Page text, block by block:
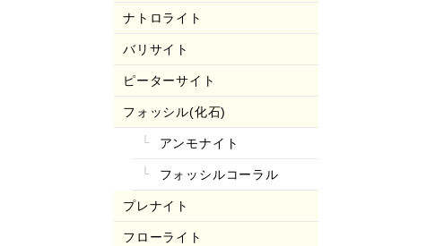
ナトロライト
バリサイト
ピーターサイト
フォッシル(化石)
アンモナイト
フォッシルコーラル
プレナイト
フローライト